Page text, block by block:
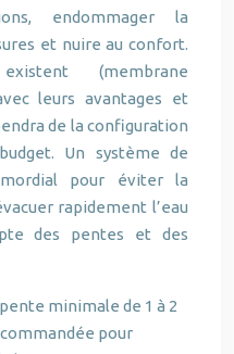
endommager la
et nuire au confort.
(membrane
leurs avantages et
de la configuration
Un système de
pour éviter la
rapidement l’eau
des pentes et des
minimale de 1 à 2
pour